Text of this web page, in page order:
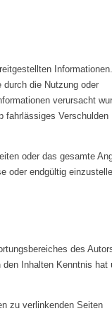
Informationen.
durch die Nutzung oder
verursacht
fahrlässiges Verschulden
oder das gesamte
oder endgültig
des
Inhalten Kenntnis hat
zu verlinkenden Seiten